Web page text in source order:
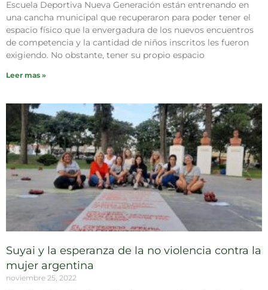
Escuela Deportiva Nueva Generación están entrenando en
una cancha municipal que recuperaron para poder tener el
espacio físico que la envergadura de los nuevos encuentros
de competencia y la cantidad de niños inscritos les fueron
exigiendo. No obstante, tener su propio espacio
Leer mas »
Suyai y la esperanza de la no violencia contra la
mujer argentina
noviembre 25, 2022